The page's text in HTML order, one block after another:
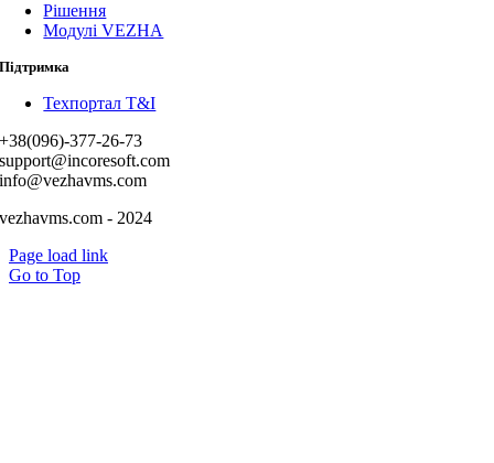
Рішення
Модулі VEZHA
Підтримка
Техпортал T&I
+38(096)-377-26-73
support@incoresoft.com
info@vezhavms.com
vezhavms.com - 2024
Page load link
Go to Top